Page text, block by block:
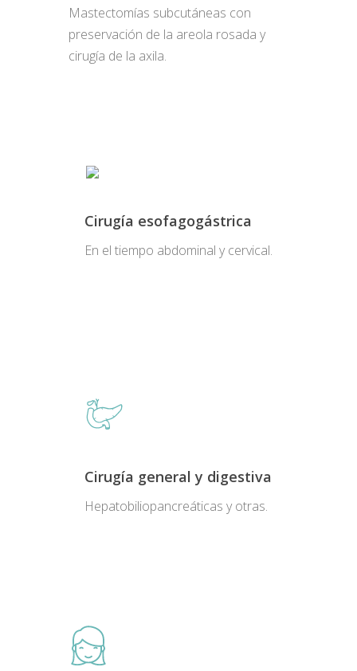
Mastectomías subcutáneas con
preservación de la areola rosada y
cirugía de la axila.
Cirugía esofagogástrica
En el tiempo abdominal y cervical.
Cirugía general y digestiva
Hepatobiliopancreáticas y otras.